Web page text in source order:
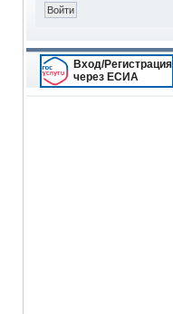
Вход/Регистрация
через ЕСИА